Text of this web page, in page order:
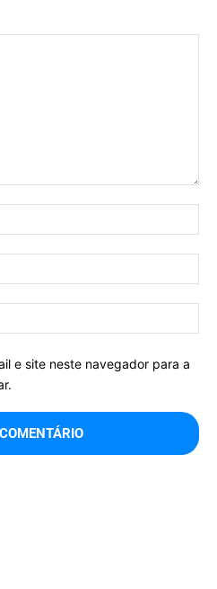
e site neste navegador para a